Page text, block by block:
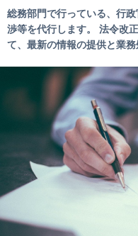
総務部門で行っている、行
渉等を代行します。 法令改
て、最新の情報の提供と業務